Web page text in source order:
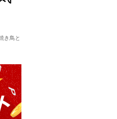
き鳥と